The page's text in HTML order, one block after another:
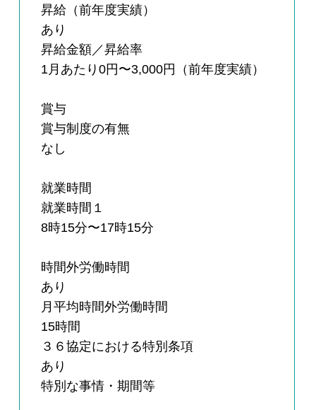
昇給（前年度実績）
あり
昇給金額／昇給率
1月あたり0円〜3,000円（前年度実績）
賞与
賞与制度の有無
なし
就業時間
就業時間１
8時15分〜17時15分
時間外労働時間
あり
月平均時間外労働時間
15時間
３６協定における特別条項
あり
特別な事情・期間等